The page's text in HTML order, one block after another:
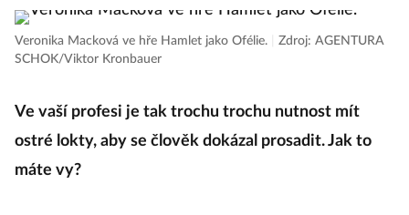
Veronika Macková ve hře Hamlet jako Ofélie.
Zdroj: AGENTURA
SCHOK/Viktor Kronbauer
Ve vaší profesi je tak trochu trochu nutnost mít
ostré lokty, aby se člověk dokázal prosadit. Jak to
máte vy?